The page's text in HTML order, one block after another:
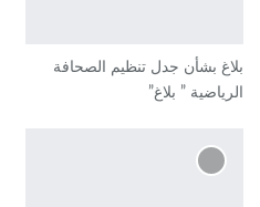
بلاغ بشأن جدل تنظيم الصحافة
الرياضية ” بلاغ”